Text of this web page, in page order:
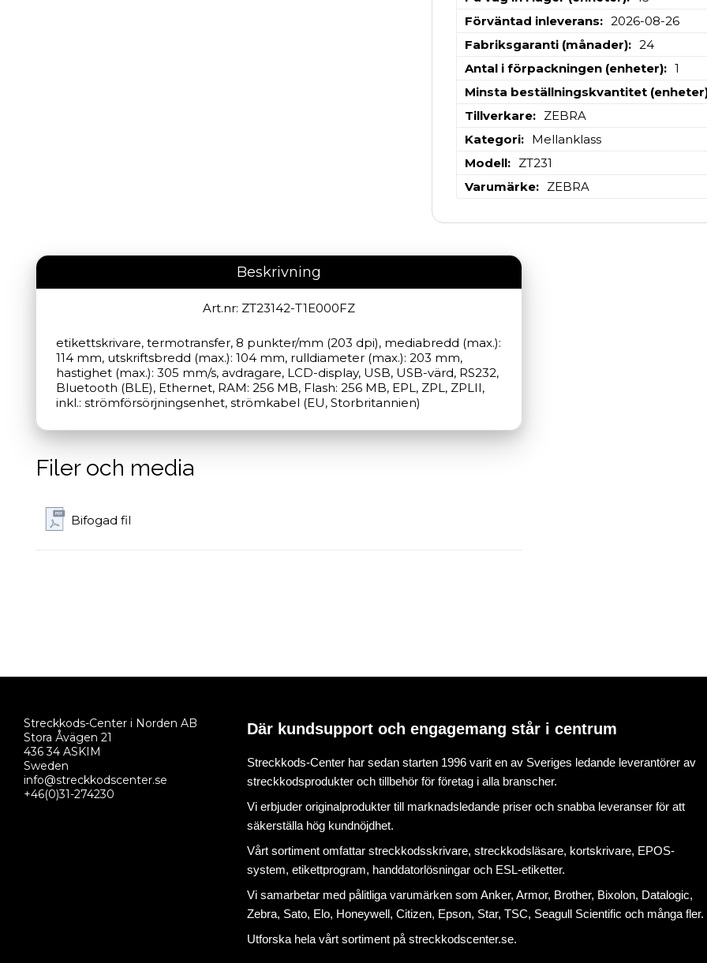
Förväntad inleverans
2026-08-26
Fabriksgaranti (månader)
24
Antal i förpackningen (enheter)
1
Minsta beställningskvantitet
Tillverkare
ZEBRA
Kategori
Mellanklass
Modell
ZT231
Varumärke
ZEBRA
Beskrivning
Art.nr: ZT23142-T1E000FZ
etikettskrivare, termotransfer, 8 punkter/mm (203 dpi), mediabredd (max.):
114 mm, utskriftsbredd (max.): 104 mm, rulldiameter (max.): 203 mm,
hastighet (max.): 305 mm/s, avdragare, LCD-display, USB, USB-värd, RS232,
Bluetooth (BLE), Ethernet, RAM: 256 MB, Flash: 256 MB, EPL, ZPL, ZPLII,
inkl.: strömförsörjningsenhet, strömkabel (EU, Storbritannien)
Filer och media
Bifogad fil
Streckkods-Center i Norden AB
Stora Åvägen 21
436 34 ASKIM
Sweden
info@streckkodscenter.se
+46(0)31-274230
Där kundsupport och engagemang står i centrum
Streckkods-Center har sedan starten 1996 varit en av Sveriges ledande leverantörer av
streckkodsprodukter och tillbehör för företag i alla branscher.
Vi erbjuder originalprodukter till marknadsledande priser och snabba leveranser för att
säkerställa hög kundnöjdhet.
Vårt sortiment omfattar streckkodsskrivare, streckkodsläsare, kortskrivare, EPOS-
system, etikettprogram, handdatorlösningar och ESL-etiketter.
Vi samarbetar med pålitliga varumärken som Anker, Armor, Brother, Bixolon, Datalogic,
Zebra, Sato, Elo, Honeywell, Citizen, Epson, Star, TSC, Seagull Scientific och många fler.
Utforska hela vårt sortiment påstreckkodscenter.se.